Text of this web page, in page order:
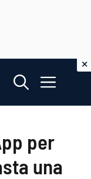
Menu
per
una